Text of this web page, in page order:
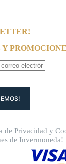
de Privacidad y
de Invermoneda!